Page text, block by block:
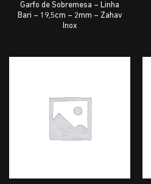
Garfo de Sobremesa – Linha
Bari – 19,5cm – 2mm – Zahav
Inox